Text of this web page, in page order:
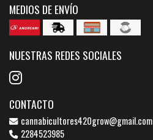
MEDIOS DE ENVÍO
NUESTRAS REDES SOCIALES
CONTACTO
cannabicultores420grow@gmail.com
2284523985